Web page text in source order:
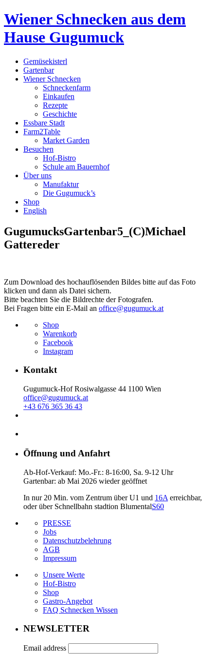
Wiener Schnecken aus dem
Hause Gugumuck
Gemüsekisterl
Gartenbar
Wiener Schnecken
Schneckenfarm
Einkaufen
Rezepte
Geschichte
Essbare Stadt
Farm2Table
Market Garden
Besuchen
Hof-Bistro
Schule am Bauernhof
Über uns
Manufaktur
Die Gugumuck’s
Shop
English
GugumucksGartenbar5_(C)Michael
Gattereder
Zum Download des hochauflösenden Bildes bitte auf das Foto
klicken und dann als Datei sichern.
Bitte beachten Sie die Bildrechte der Fotografen.
Bei Fragen bitte ein E-Mail an office@gugumuck.at
Shop
Warenkorb
Facebook
Instagram
Kontakt
Gugumuck-Hof Rosiwalgasse 44 1100 Wien
office@gugumuck.at
+43 676 365 36 43
Öffnung und Anfahrt
Ab-Hof-Verkauf: Mo.-Fr.: 8-16:00, Sa. 9-12 Uhr
Gartenbar: ab Mai 2026 wieder geöffnet
In nur 20 Min. vom Zentrum über U1 und 16A erreichbar,
oder über Schnellbahn stadtion BlumentalS60
PRESSE
Jobs
Datenschutzbelehrung
AGB
Impressum
Unsere Werte
Hof-Bistro
Shop
Gastro-Angebot
FAQ Schnecken Wissen
NEWSLETTER
Email address